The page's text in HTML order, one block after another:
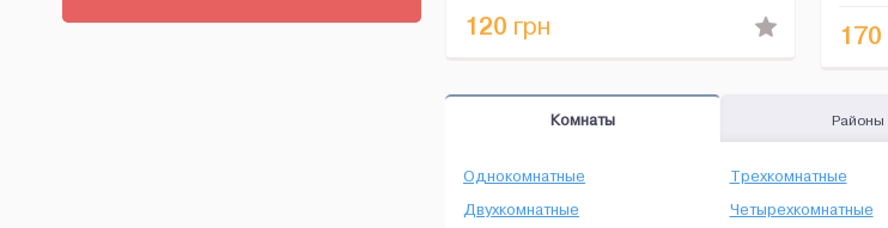
120 грн 170
Комнаты Районы
Однокомнатные
Двухкомнатные
Трехкомнатные
Четырехкомнатные